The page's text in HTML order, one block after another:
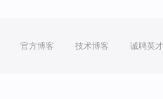
官方博客 技术博客 诚聘英才